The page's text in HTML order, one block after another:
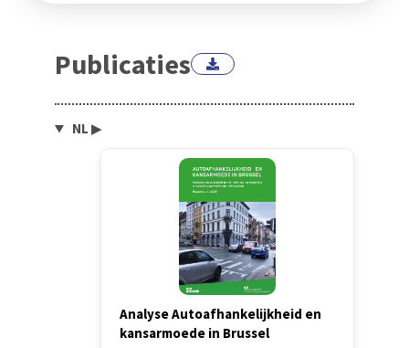
Publicaties
NL ▶
Analyse Autoafhankelijkheid en
kansarmoede in Brussel